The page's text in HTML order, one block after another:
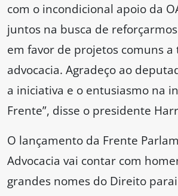
com o incondicional apoio da
juntos na busca de
em favor de projetos comuns a
advocacia. Agradeço ao
a iniciativa e o entusiasmo na
Frente”, disse o presidente
O lançamento da Frente
Advocacia vai contar com
grandes nomes do Direito